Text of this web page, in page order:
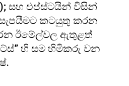
සහ එප්ස්ටයින් විසින්
කටයුතු කරන
ඊමේල්වල ඇතුළත්
හි සම හිමිකරු වන